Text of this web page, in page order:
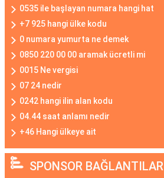
0535 ile başlayan numara hangi hat
+7 925 hangi ülke kodu
0 numara yumurta ne demek
0850 220 00 00 aramak ücretli mi
0015 Ne vergisi
07 24 nedir
0242 hangi ilin alan kodu
04.44 saat anlamı nedir
+46 Hangi ülkeye ait
SPONSOR BAĞLANTILAR